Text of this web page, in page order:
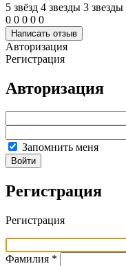
5 звёзд 4 звeзды 3 звeзды
0 0 0 0 0
Написать отзыв
Авторизация
Регистрация
Авторизация
Запомнить меня
Войти
Регистрация
Регистрация
Фамилия *